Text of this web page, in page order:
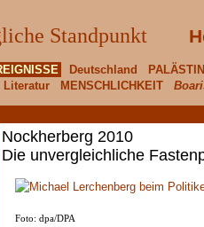
Standpunkt
Deutschland
Literatur MENSCHLICHKEIT
Nockherberg 2010
Die unvergleichliche
Foto: dpa/DPA